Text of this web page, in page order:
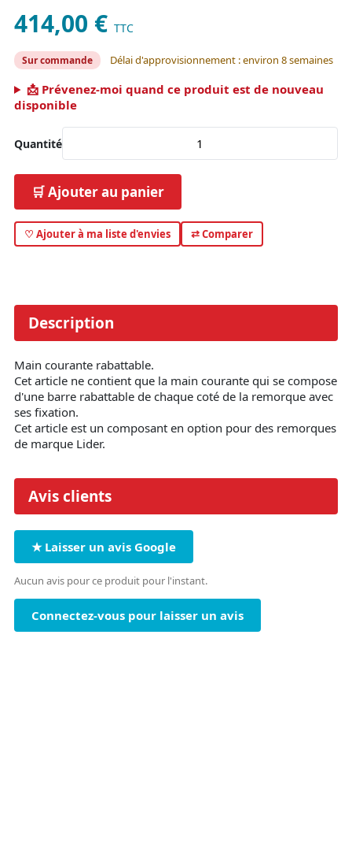
414,00 € TTC
Sur commande Délai d'approvisionnement : environ 8 semaines
📩 Prévenez-moi quand ce produit est de nouveau
disponible
Quantité
🛒 Ajouter au panier
♡ Ajouter à ma liste d'envies ⇄ Comparer
Description
Main courante rabattable.
Cet article ne contient que la main courante qui se compose
d'une barre rabattable de chaque coté de la remorque avec
ses fixation.
Cet article est un composant en option pour des remorques
de marque Lider.
Avis clients
★ Laisser un avis Google
Aucun avis pour ce produit pour l'instant.
Connectez-vous pour laisser un avis